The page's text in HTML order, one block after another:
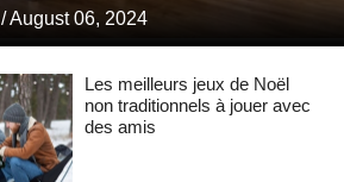
/ August 06, 2024
Les meilleurs jeux de Noël
non traditionnels à jouer avec
des amis